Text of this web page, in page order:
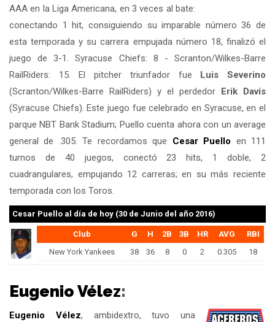
AAA en la Liga Americana, en 3 veces al bate:
conectando 1 hit, consiguiendo su imparable número 36 de
esta temporada y su carrera empujada número 18, finalizó el
juego de 3-1. Syracuse Chiefs: 8 - Scranton/Wilkes-Barre
RailRiders: 15. El pitcher triunfador fue Luis Severino
(Scranton/Wilkes-Barre RailRiders) y el perdedor Erik Davis
(Syracuse Chiefs). Este juego fue celebrado en Syracuse, en el
parque NBT Bank Stadium; Puello cuenta ahora con un average
general de .305. Te recordamos que Cesar Puello en 111
turnos de 40 juegos, conectó 23 hits, 1 doble, 2
cuadrangulares, empujando 12 carreras; en su más reciente
temporada con los Toros.
Cesar Puello al día de hoy (30 de Junio del año 2016)
Club G H 2B 3B HR AVG
RBI
New York Yankees
38 36 8 0 2 0.305 18
Eugenio Vélez:
Eugenio Vélez, ambidextro, tuvo una